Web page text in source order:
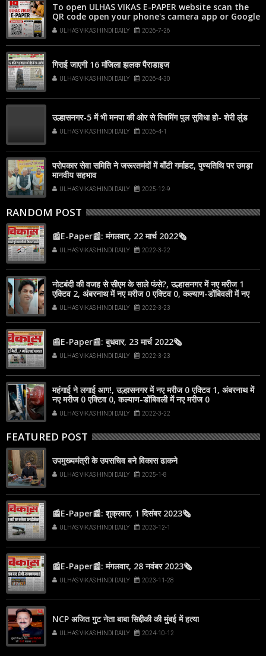
To open ULHAS VIKAS E-PAPER website scan the
QR code open your phone's camera app or Google
Lens, point it at the code, and tap the web link
popup that appears on your screen
ULHAS VIKAS HINDI DAILY 2026-7-26
गिराई जाएगी 16 मंजिला झलक पैराडाइज
ULHAS VIKAS HINDI DAILY 2026-4-30
उल्हासनगर-5 में भी मनपा की ओर से स्विमिंग पुल सुविधा हो- शेरी लुंड
ULHAS VIKAS HINDI DAILY 2026-4-1
परोपकार सेवा समिति ने जरूरतमंदों में बाँटी गर्माहट, पुण्यतिथि पर उमड़ा
मानवीय सहभाव
ULHAS VIKAS HINDI DAILY 2025-12-9
RANDOM POST
📰E-Paper📰: मंगलवार, 22 मार्च 2022🗞
ULHAS VIKAS HINDI DAILY 2022-3-22
नोटबंदी की वजह से सीएम के साले फंसे?, उल्हासनगर में नए मरीज 1
एक्टिव 2, अंबरनाथ में नए मरीज 0 एक्टिव 0, कल्याण-डोंबिवली में नए
मरीज 2ULHAS VIKAS HINDI DAILY 2022-3-23
📰E-Paper📰: बुधवार, 23 मार्च 2022🗞
ULHAS VIKAS HINDI DAILY 2022-3-23
महंगाई ने लगाई आग!, उल्हासनगर में नए मरीज 0 एक्टिव 1, अंबरनाथ में
नए मरीज 0 एक्टिव 0, कल्याण-डोंबिवली में नए मरीज 0
ULHAS VIKAS HINDI DAILY 2022-3-22
FEATURED POST
उपमुख्यमंत्री के उपसचिव बने विकास ढाकने
ULHAS VIKAS HINDI DAILY 2025-1-8
📰E-Paper📰: शुक्रवार, 1 दिसंबर 2023🗞
ULHAS VIKAS HINDI DAILY 2023-12-1
📰E-Paper📰: मंगलवार, 28 नवंबर 2023🗞
ULHAS VIKAS HINDI DAILY 2023-11-28
NCP अजित गुट नेता बाबा सिद्दीकी की मुंबई में हत्या
ULHAS VIKAS HINDI DAILY 2024-10-12